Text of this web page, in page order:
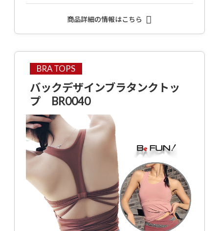
商品詳細の情報はこちら
BRA TOPS
バックデザインブラタンクトッ
プ BR0040